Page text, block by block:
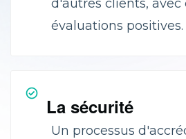
d'autres clients, avec
évaluations positives.
La sécurité
Un processus